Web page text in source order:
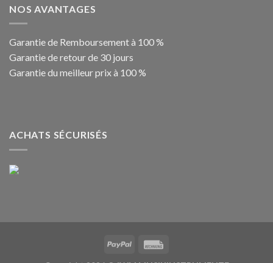
NOS AVANTAGES
Garantie de Remboursement à 100 %
Garantie de retour de 30 jours
Garantie du meilleur prix à 100 %
ACHATS SÉCURISÉS